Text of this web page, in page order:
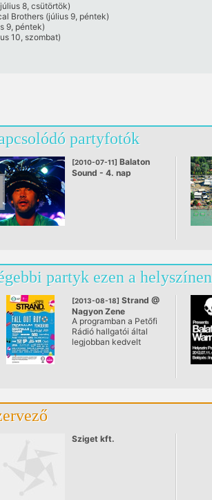
8, csütörtök)
Brothers (július 9, péntek)
9, péntek)
10, szombat)
partyfotók
[2010-07-11] Balaton
Sound - 4. nap
partyk ezen a helyszínen
[2013-08-18] Strand @
Nagyon Zene
Fesztivál
A programban a Petőfi
Rádió hallgatói által
legjobban kedvelt
Out Boy, kiknek
populárisabb-
poposabb punk
Sziget kft.